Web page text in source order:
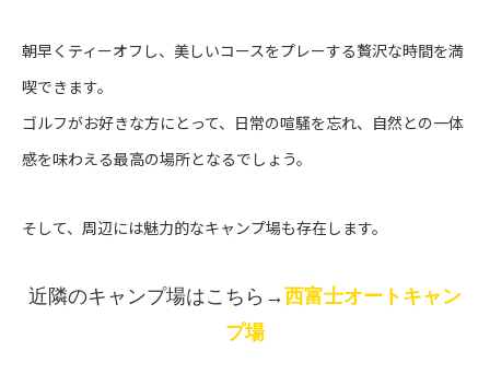
朝早くティーオフし、美しいコースをプレーする贅沢な時間を満
喫できます。
ゴルフがお好きな方にとって、日常の喧騒を忘れ、自然との一体
感を味わえる最高の場所となるでしょう。
そして、周辺には魅力的なキャンプ場も存在します。
近隣のキャンプ場はこちら→西富士オートキャン
プ場